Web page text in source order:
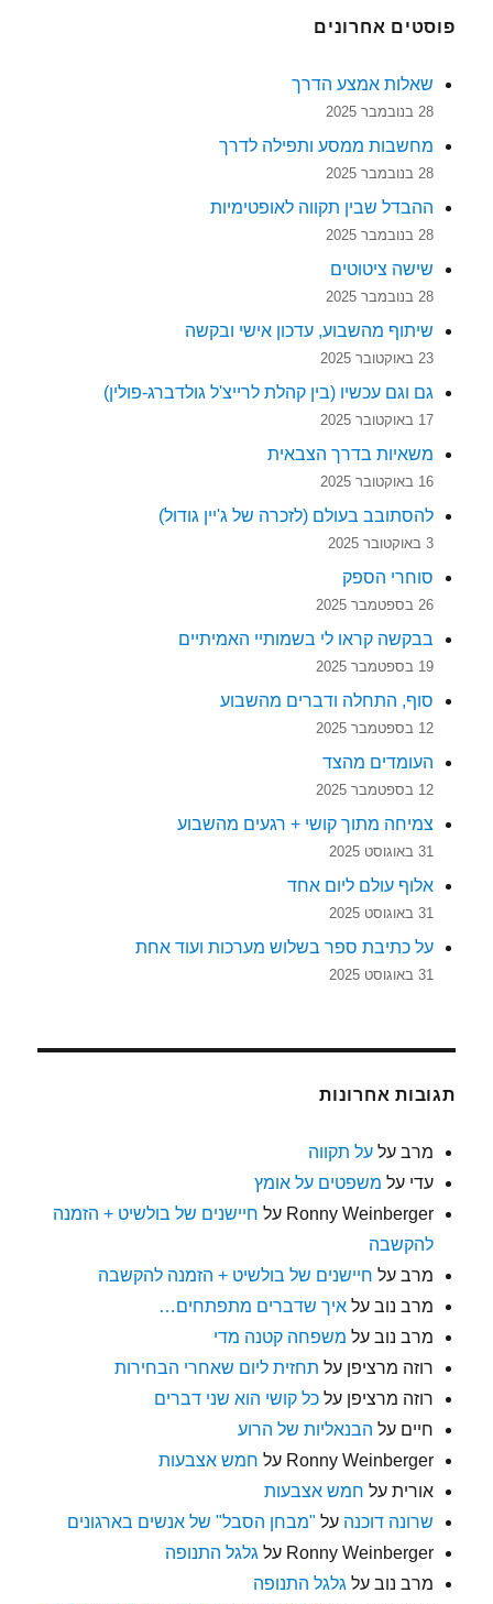
פוסטים אחרונים
שאלות אמצע הדרך
28 בנובמבר 2025
מחשבות ממסע ותפילה לדרך
28 בנובמבר 2025
ההבדל שבין תקווה לאופטימיות
28 בנובמבר 2025
שישה ציטוטים
28 בנובמבר 2025
שיתוף מהשבוע, עדכון אישי ובקשה
23 באוקטובר 2025
גם וגם עכשיו (בין קהלת לרייצ'ל גולדברג-פולין)
17 באוקטובר 2025
משאיות בדרך הצבאית
16 באוקטובר 2025
להסתובב בעולם (לזכרה של ג'יין גודול)
3 באוקטובר 2025
סוחרי הספק
26 בספטמבר 2025
בבקשה קראו לי בשמותיי האמיתיים
19 בספטמבר 2025
סוף, התחלה ודברים מהשבוע
12 בספטמבר 2025
העומדים מהצד
12 בספטמבר 2025
צמיחה מתוך קושי + רגעים מהשבוע
31 באוגוסט 2025
אלוף עולם ליום אחד
31 באוגוסט 2025
על כתיבת ספר בשלוש מערכות ועוד אחת
31 באוגוסט 2025
תגובות אחרונות
מרב עלעל תקווה
עדי על משפטים על אומץ
Ronny Weinberger על חיישנים של בולשיט + הזמנה
להקשבה
מרב על חיישנים של בולשיט + הזמנה להקשבה
מרב נוב עלאיך שדברים מתפתחים…
מרב נוב על משפחה קטנה מדי
רוזה מרציפן על תחזית ליום שאחרי הבחירות
רוזה מרציפן עלכל קושי הוא שני דברים
חיים על הבנאליות של הרוע
Ronny Weinberger על חמש אצבעות
אורית על חמש אצבעות
שרונה דוכנה על "מבחן הסבל" של אנשים בארגונים
Ronny Weinberger על גלגל התנופה
מרב נוב על גלגל התנופה